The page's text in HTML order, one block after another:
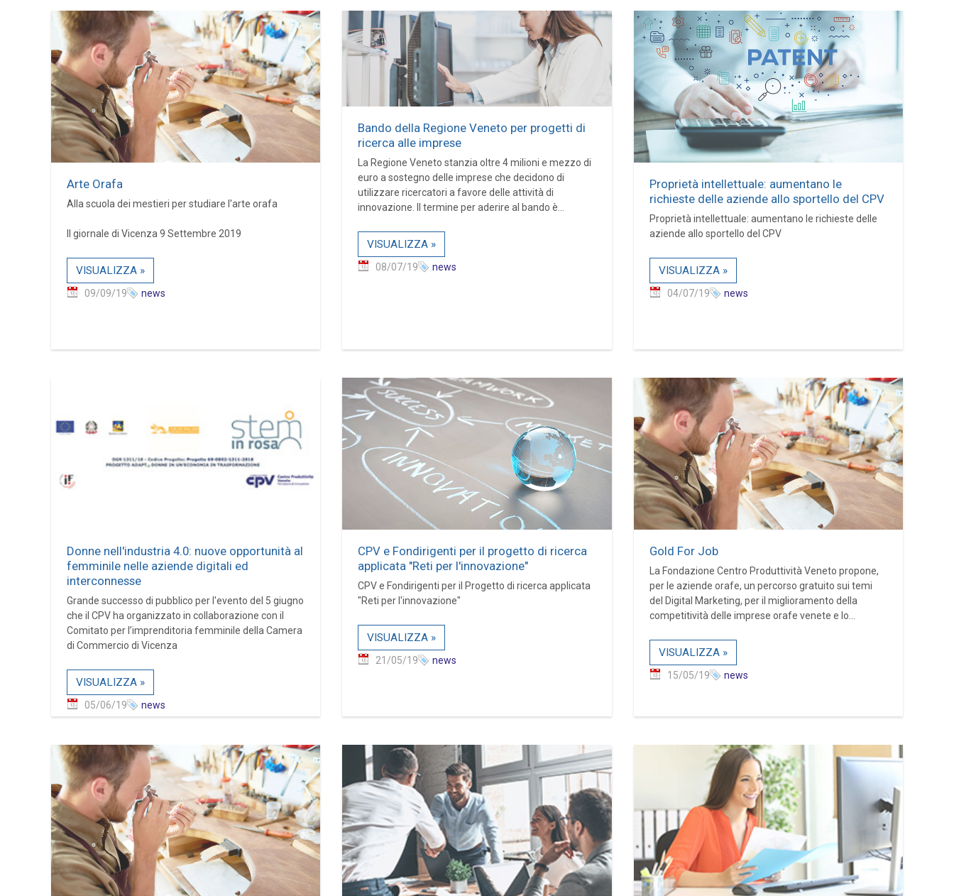
Arte Orafa
Alla scuola dei mestieri per studiare l'arte orafa
Il giornale di Vicenza 9 Settembre 2019
VISUALIZZA »
09/09/19 news
Bando della Regione Veneto per progetti di
ricerca alle imprese
La Regione Veneto stanzia oltre 4 milioni e mezzo di
euro a sostegno delle imprese che decidono di
utilizzare ricercatori a favore delle attività di
innovazione. Il termine per aderire al bando è...
VISUALIZZA »
08/07/19 news
Proprietà intellettuale: aumentano le
richieste delle aziende allo sportello del CPV
Proprietà intellettuale: aumentano le richieste delle
aziende allo sportello del CPV
VISUALIZZA »
04/07/19 news
Donne nell'industria 4.0: nuove opportunità al
femminile nelle aziende digitali ed
interconnesse
Grande successo di pubblico per l'evento del 5 giugno
che il CPV ha organizzato in collaborazione con il
Comitato per l’imprenditoria femminile della Camera
di Commercio di Vicenza
VISUALIZZA »
05/06/19 news
CPV e Fondirigenti per il progetto di ricerca
applicata "Reti per l'innovazione"
CPV e Fondirigenti per il Progetto di ricerca applicata
"Reti per l'innovazione"
VISUALIZZA »
21/05/19 news
Gold For Job
La Fondazione Centro Produttività Veneto propone,
per le aziende orafe, un percorso gratuito sui temi
del Digital Marketing, per il miglioramento della
competitività delle imprese orafe venete e lo...
VISUALIZZA »
15/05/19 news